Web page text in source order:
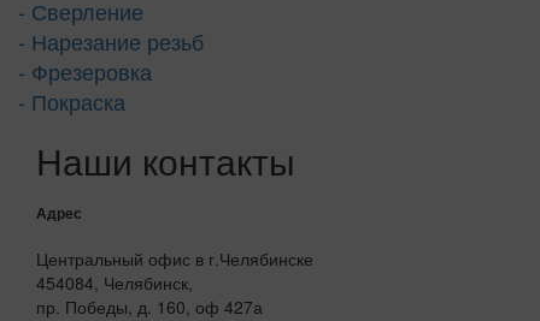
- Сверление
- Нарезание резьб
- Фрезеровка
- Покраска
Наши контакты
Адрес
Центральный офис в г.Челябинске
454084, Челябинск,
пр. Победы, д. 160, оф 427а